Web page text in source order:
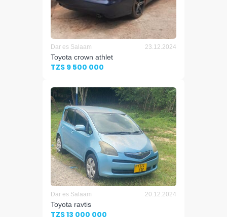
Dar es Salaam 23.12.2024
Toyota crown athlet
TZS 9 500 000
Dar es Salaam 20.12.2024
Toyota ravtis
TZS 13 000 000